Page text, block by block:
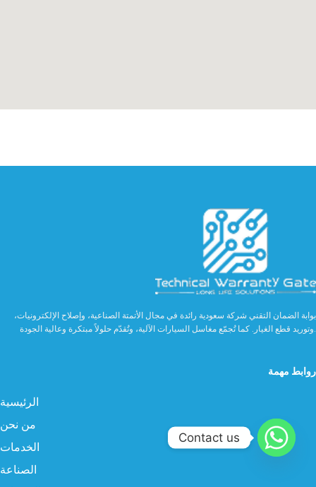
بوابة الضمان التقني شركة سعودية رائدة في مجال الأتمتة الصناعية، وإصلاح الإلكترونيات،
وتوريد قطع الغيار. كما تُجمّع مغاسل السيارات الآلية، وتُقدّم حلولاً مبتكرة وعالية الجودة.
روابط مهمة
الرئيسية
من نحن
الخدمات
الصناعة
Contact us